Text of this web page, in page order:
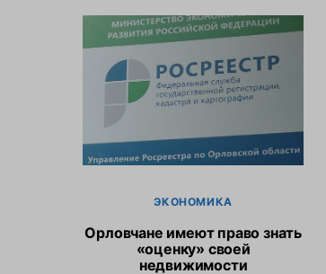
ЭКОНОМИКА
Орловчане имеют право знать
«оценку» своей
недвижимости